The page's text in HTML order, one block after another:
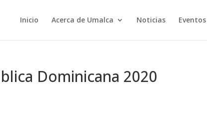
Inicio Acerca de Umalca Noticias Eventos
Dominicana 2020